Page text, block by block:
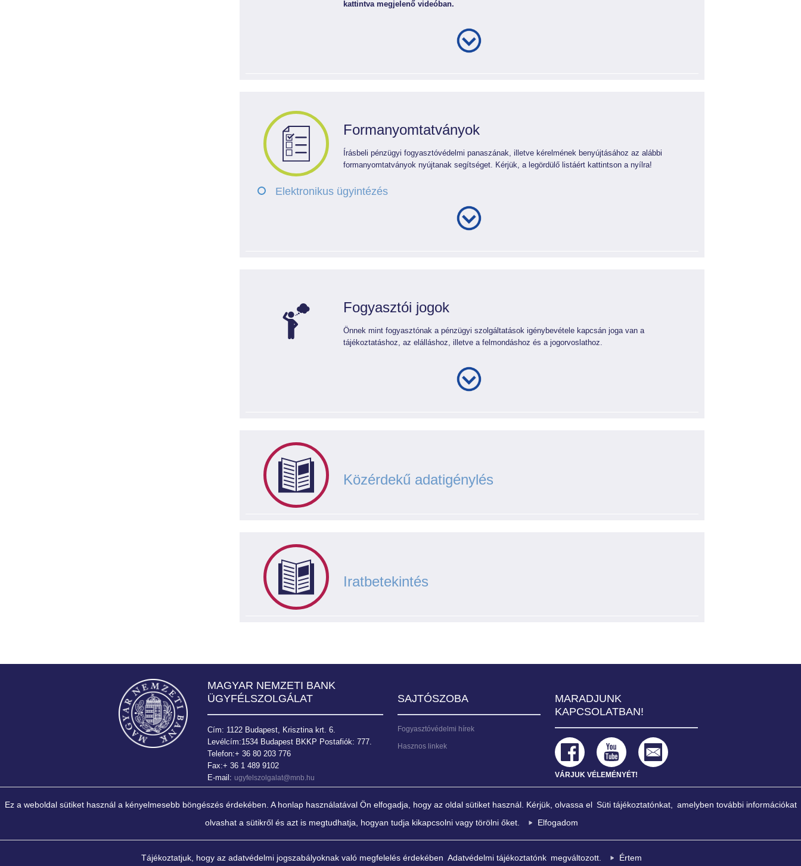
kattintva megjelenő videóban.
Formanyomtatványok
Írásbeli pénzügyi fogyasztóvédelmi panaszának, illetve kérelmének benyújtásához az alábbi
formanyomtatványok nyújtanak segítséget. Kérjük, a legördülő listáért kattintson a nyílra!
Elektronikus ügyintézés
Fogyasztói jogok
Önnek mint fogyasztónak a pénzügyi szolgáltatások igénybevétele kapcsán joga van a
tájékoztatáshoz, az elálláshoz, illetve a felmondáshoz és a jogorvoslathoz.
Közérdekű adatigénylés
Iratbetekintés
Ez a weboldal sütiket használ a kényelmesebb böngészés érdekében. A honlap használatával Ön elfogadja, hogy az oldal sütiket használ. Kérjük, olvassa el Süti tájékoztatónkat,
amelyben további információkat
olvashat a sütikről és azt is megtudhatja, hogyan tudja kikapcsolni vagy törölni őket.
Elfogadom
Tájékoztatjuk, hogy az adatvédelmi jogszabályoknak való megfelelés érdekében Adatvédelmi tájékoztatónk megváltozott. Értem
MAGYAR NEMZETI BANK
ÜGYFÉLSZOLGÁLAT
Cím: 1122 Budapest, Krisztina krt. 6.
Levélcím:1534 Budapest BKKP Postafiók: 777.
Telefon:+ 36 80 203 776
Fax:+ 36 1 489 9102
E-mail: ugyfelszolgalat@mnb.hu
SAJTÓSZOBA
Fogyasztóvédelmi hírek
Hasznos linkek
MARADJUNK
KAPCSOLATBAN!
VÁRJUK VÉLEMÉNYÉT!
biztosítását és a rendelkezésére álló eszközökkel a Kormány gazdaságpolitikáját. "